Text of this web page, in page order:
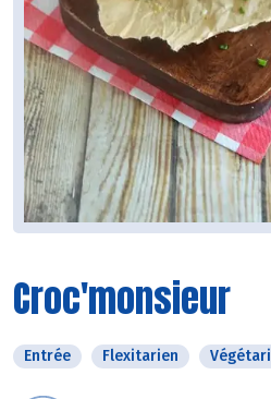
Croc'monsieur
Entrée Flexitarien